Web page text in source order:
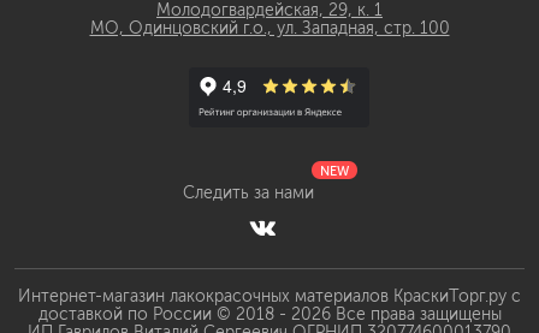
Молодогвардейская, 29, к. 1
МО, Одинцовский г.о., ул. Западная, стр. 100
Следить за нами
NEW
Интернет-магазин лакокрасочных материалов КраскиТорг.ру с
доставкой по России © 2018 - 2026 Все права защищены